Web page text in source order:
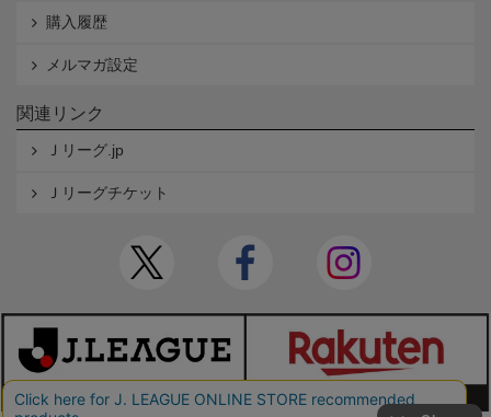
購入履歴
メルマガ設定
関連リンク
Ｊリーグ.jp
Ｊリーグチケット